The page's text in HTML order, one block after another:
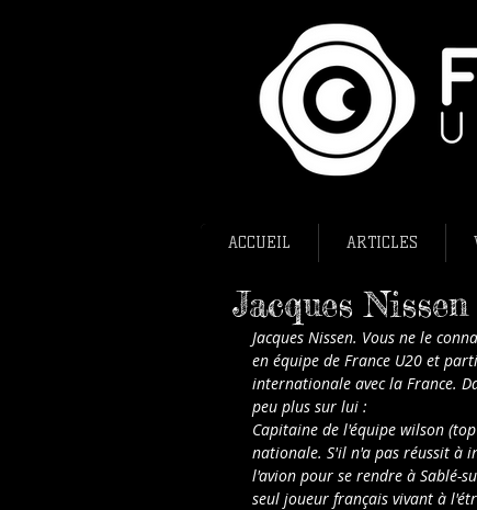
ACCUEIL ARTICLES
Jacques
Jacques Nissen. Vous ne le
en équipe de France U20 et
internationale avec la France.
peu plus sur lui :
Capitaine de l'équipe wilson
nationale. S'il n'a pas réussit à
l'avion pour se rendre à Sablé-
seul joueur français vivant à